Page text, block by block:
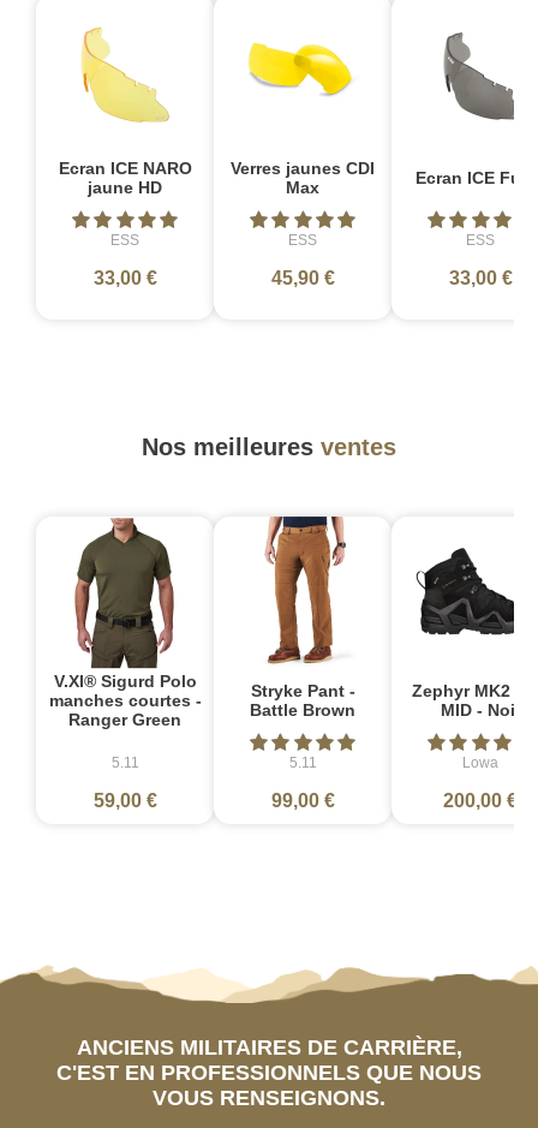
Ecran ICE NARO
jaune HD
ESS
33,00 €
Verres jaunes CDI
Max
ESS
45,90 €
Ecran ICE
ESS
33,00 €
Nos meilleures ventes
V.XI® Sigurd Polo
manches courtes -
Ranger Green
5.11
59,00 €
Stryke Pant -
Battle Brown
5.11
99,00 €
Zephyr MK2
MID - Noir
Lowa
200,00 €
ANCIENS MILITAIRES DE CARRIÈRE,
C'EST EN PROFESSIONNELS QUE NOUS
VOUS RENSEIGNONS.